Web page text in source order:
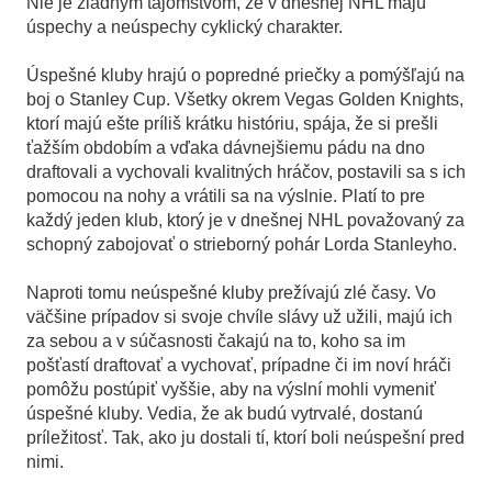
úspechy a neúspechy cyklický charakter.
Úspešné kluby hrajú o popredné priečky a pomýšľajú na
boj o Stanley Cup. Všetky okrem Vegas Golden Knights,
ktorí majú ešte príliš krátku históriu, spája, že si prešli
ťažším obdobím a vďaka dávnejšiemu pádu na dno
draftovali a vychovali kvalitných hráčov, postavili sa s ich
pomocou na nohy a vrátili sa na výslnie. Platí to pre
každý jeden klub, ktorý je v dnešnej NHL považovaný za
schopný zabojovať o strieborný pohár Lorda Stanleyho.
Naproti tomu neúspešné kluby prežívajú zlé časy. Vo
väčšine prípadov si svoje chvíle slávy už užili, majú ich
za sebou a v súčasnosti čakajú na to, koho sa im
pošťastí draftovať a vychovať, prípadne či im noví hráči
pomôžu postúpiť vyššie, aby na výslní mohli vymeniť
úspešné kluby. Vedia, že ak budú vytrvalé, dostanú
príležitosť. Tak, ako ju dostali tí, ktorí boli neúspešní pred
nimi.